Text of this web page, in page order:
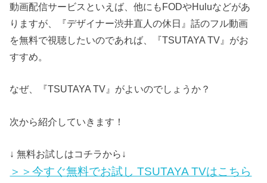
動画配信サービスといえば、他にもFODやHuluなどがあ
りますが、『デザイナー渋井直人の休日』話のフル動画
を無料で視聴したいのであれば、『TSUTAYA TV』がお
すすめ。
なぜ、『TSUTAYA TV』がよいのでしょうか？
次から紹介していきます！
↓ 無料お試しはコチラから↓
＞＞今すぐ無料でお試し TSUTAYA TVはこちら